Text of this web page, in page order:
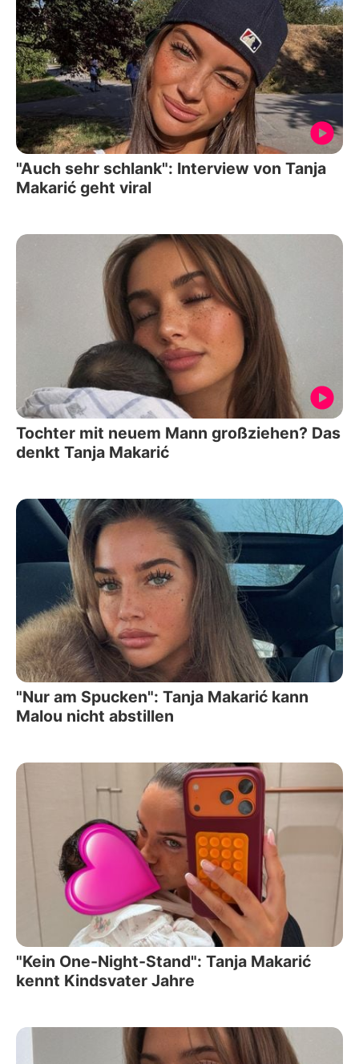
"Auch sehr schlank": Interview von Tanja
Makarić geht viral
Tochter mit neuem Mann großziehen? Das
denkt Tanja Makarić
"Nur am Spucken": Tanja Makarić kann
Malou nicht abstillen
"Kein One-Night-Stand": Tanja Makarić
kennt Kindsvater Jahre